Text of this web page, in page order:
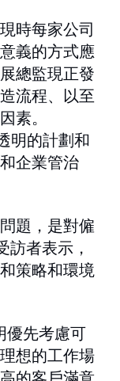
時每家公司
義的方式應
總監現正發
流程、以至
素。
明的計劃和
企業管治
題，是對僱
訪者表示，
策略和環境
優先考慮可
想的工作場